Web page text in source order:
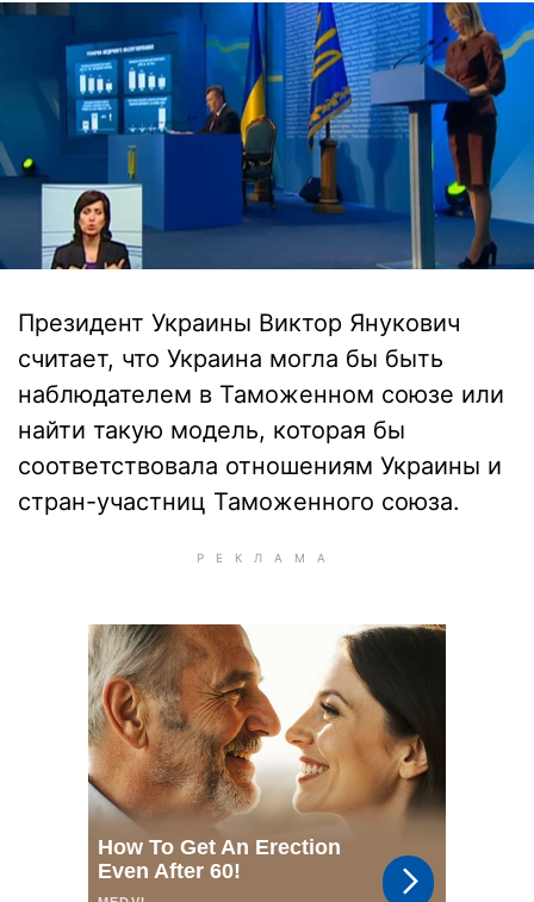
Президент Украины Виктор Янукович
считает, что Украина могла бы быть
наблюдателем в Таможенном союзе или
найти такую модель, которая бы
соответствовала отношениям Украины и
стран-участниц Таможенного союза.